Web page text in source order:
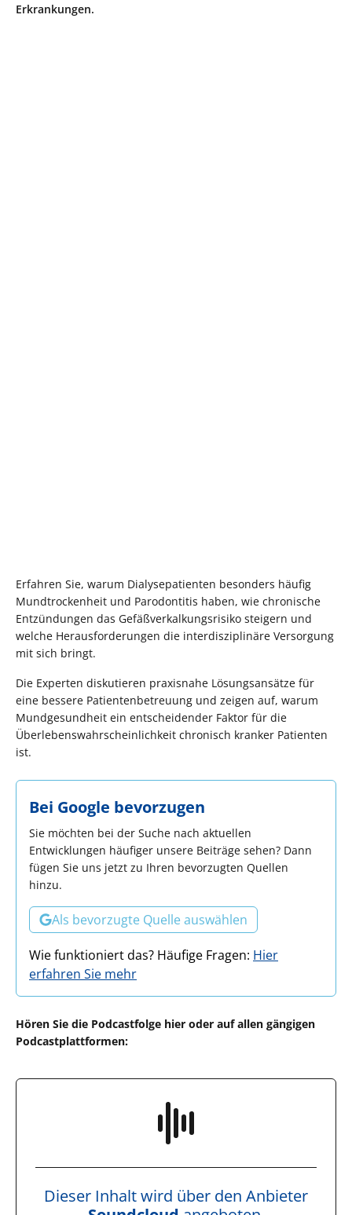
Erkrankungen.
Erfahren Sie, warum Dialysepatienten besonders häufig
Mundtrockenheit und Parodontitis haben, wie chronische
Entzündungen das Gefäßverkalkungsrisiko steigern und
welche Herausforderungen die interdisziplinäre Versorgung
mit sich bringt.
Die Experten diskutieren praxisnahe Lösungsansätze für
eine bessere Patientenbetreuung und zeigen auf, warum
Mundgesundheit ein entscheidender Faktor für die
Überlebenswahrscheinlichkeit chronisch kranker Patienten
ist.
Bei Google bevorzugen
Sie möchten bei der Suche nach aktuellen
Entwicklungen häufiger unsere Beiträge sehen? Dann
fügen Sie uns jetzt zu Ihren bevorzugten Quellen
hinzu.
Als bevorzugte Quelle auswählen
Wie funktioniert das? Häufige Fragen: Hier
erfahren Sie mehr
Hören Sie die Podcastfolge hier oder auf allen gängigen
Podcastplattformen:
Dieser Inhalt wird über den Anbieter